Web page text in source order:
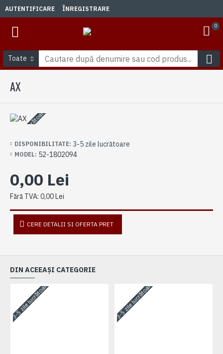
AUTENTIFICARE ÎNREGISTRARE
0
Toate
AX
3-5 zile lucrătoare
DISPONIBILITATE: 3-5 zile lucrătoare
MODEL: 52-1802094
0,00 Lei
Fără TVA: 0,00 Lei
CERE DETALII SI OFERTA PRET
DIN ACEEAȘI CATEGORIE
3-5 zile lucrătoare 3-5 zile lucrătoare